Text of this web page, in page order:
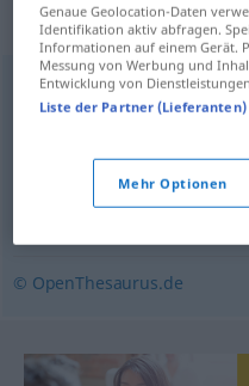
Synonyme
(innere) Einstellung,
Philosophie,Ideologie,
© OpenThesaurus.de
Genaue Geolocation-Daten
Identifikation aktiv abfragen.
Informationen auf einem Gerät.
Messung von Werbung und
Entwicklung von
Liste der Partner (Lieferanten)
Mehr Optionen